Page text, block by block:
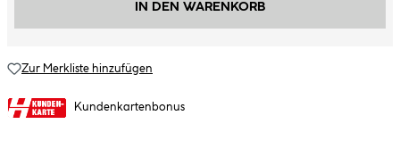
IN DEN WARENKORB
Zur Merkliste hinzufügen
Kundenkartenbonus